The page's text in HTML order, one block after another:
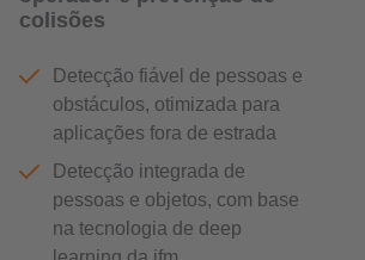
colisões
Detecção fiável de pessoas e
obstáculos, otimizada para
aplicações fora de estrada
Detecção integrada de
pessoas e objetos, com base
na tecnologia de deep